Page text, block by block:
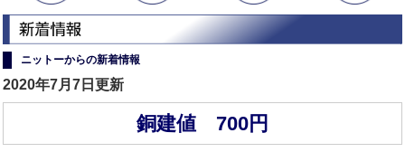
ニットーからの新着情報
2020年7月7日更新
銅建値 700円